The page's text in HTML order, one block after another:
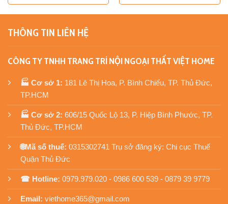
là:
₫160.000.
tại
là:
THÔNG TIN LIÊN HỆ
CÔNG TY TNHH TRANG TRÍ NỘI NGOẠI THẤT VIỆT HOME
🏭 Cơ sở 1: 181 Lê Thị Hoa, P. Bình Chiểu, TP. Thủ Đức,
TP.HCM
🏭 Cơ sở 2: 606/15 Quốc Lộ 13, P. Hiệp Bình Phước, TP.
Thủ Đức, TP.HCM
🌐Mã số thuế: 0315302741 Trụ sở đăng ký: Chi cục Thuế
Quận Thủ Đức
☎ Hotline: 0979.979.020 - 0986 600 539 - 0879 39 9779
Email: viethome365@gmail.com